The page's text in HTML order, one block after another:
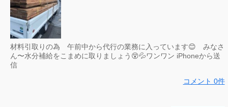
材料引取りの為 午前中から代行の業務に入っています😊 みなさ
ん〜水分補給をこまめに取りましょう😵💦ワンワン iPhoneから送
信
コメント 0件